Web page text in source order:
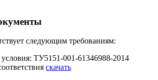
следующим требованиям:
ТУ5151-001-61346988-2014
скачать